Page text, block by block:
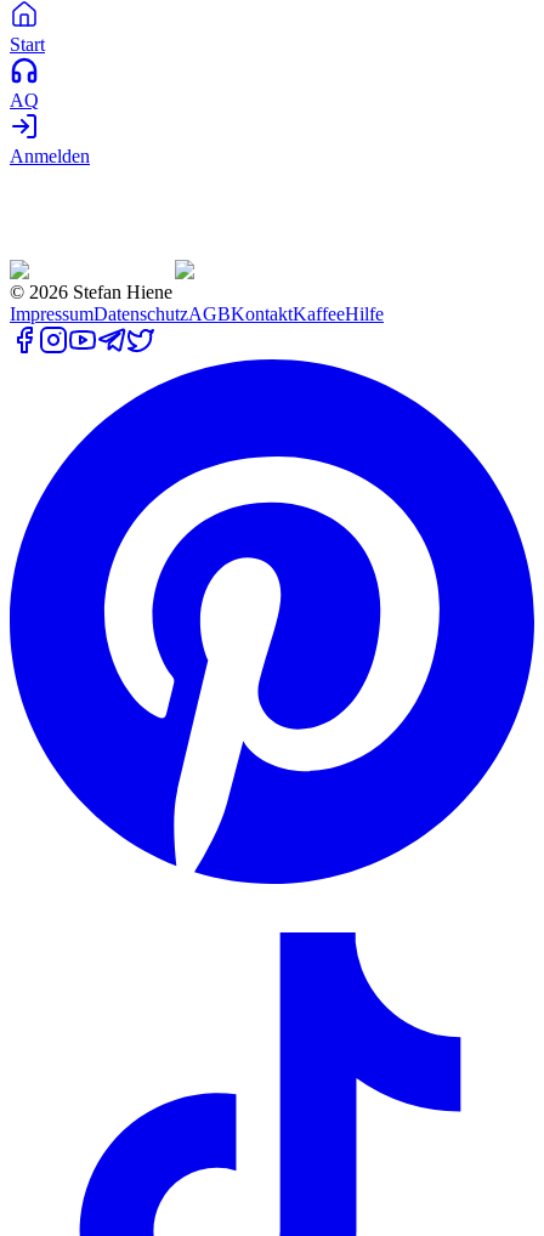
Start
AQ
Anmelden
© 2026 Stefan Hiene
ImpressumDatenschutzAGBKontaktKaffeeHilfe